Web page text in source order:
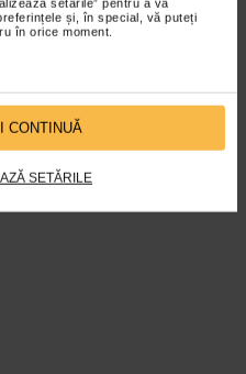
și, în special, vă puteți
în orice moment.
CONTINUĂ
SETĂRILE
sau se intensifica, se
pe genunchi